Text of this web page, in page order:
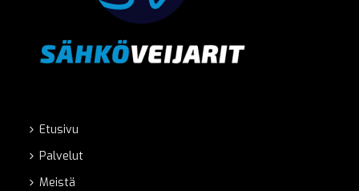
Etusivu
Palvelut
Meistä